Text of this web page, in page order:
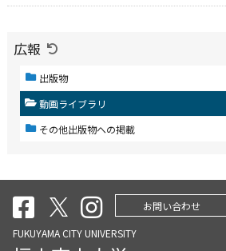
広報
出版物
動画ライブラリ
その他出版物への掲載
お問い合わせ
FUKUYAMA CITY UNIVERSITY